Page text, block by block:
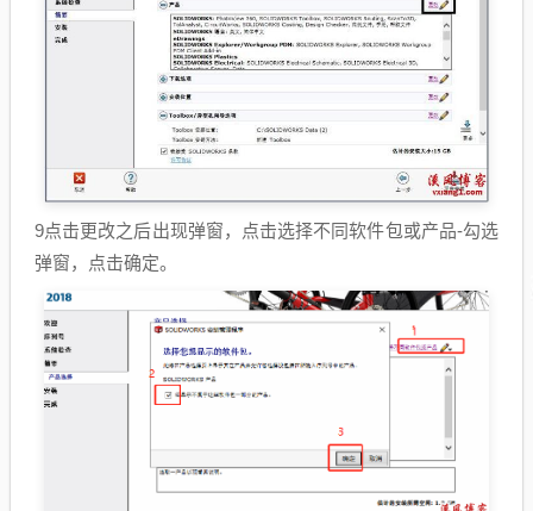
9点击更改之后出现弹窗，点击选择不同软件包或产品-勾选
弹窗，点击确定。